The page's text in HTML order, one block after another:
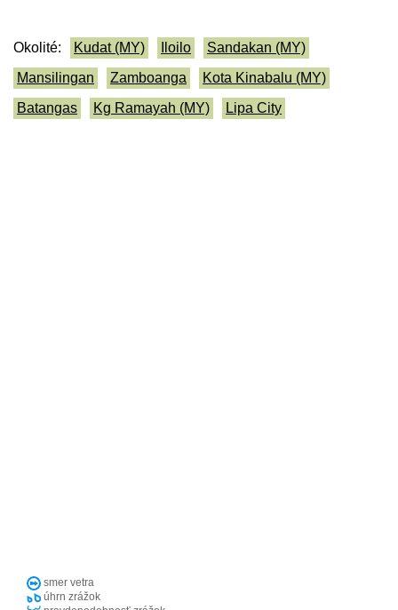
Okolité: Kudat (MY) Iloilo
Sandakan (MY)
Mansilingan
Zamboanga
Kota Kinabalu (MY)
Batangas
Kg Ramayah (MY) Lipa City
smer vetra
úhrn zrážok